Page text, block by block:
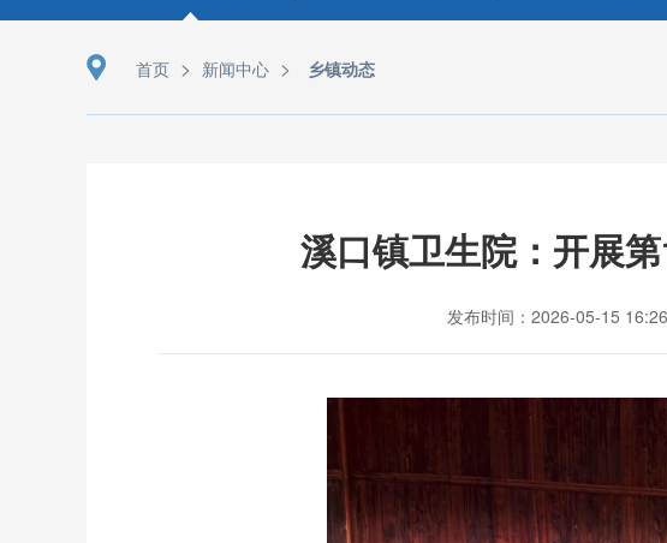
首页 > 新闻中心 > 乡镇动态
溪口镇卫生院：开展
发布时间：2026-05-15 16:26